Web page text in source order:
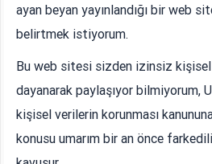
ayan beyan yayınlandığı bir web
belirtmek istiyorum.
Bu web sitesi sizden izinsiz
dayanarak paylaşıyor bilmiyorum,
kişisel verilerin korunması
konusu umarım bir an önce